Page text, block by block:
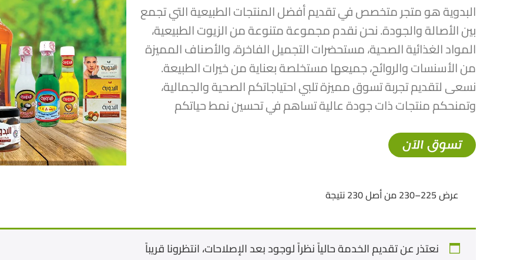
البدوية هو متجر متخصص في تقديم أفضل المنتجات الطبيعية التي تجمع
بين الأصالة والجودة. نحن نقدم مجموعة متنوعة من الزيوت الطبيعية،
المواد الغذائية الصحية، مستحضرات التجميل الفاخرة، والأصناف المميزة
من الأسنسات والروائح، جميعها مستخلصة بعناية من خيرات الطبيعة.
نسعى لتقديم تجربة تسوق مميزة تلبي احتياجاتكم الصحية والجمالية،
وتمنحكم منتجات ذات جودة عالية تساهم في تحسين نمط حياتكم
تسوق الآن
عرض 225–230 من أصل 230 نتيجة
نعتذر عن تقديم الخدمة حالياً نظراً لوجود بعد الإصلاحات، انتظرونا قريباً